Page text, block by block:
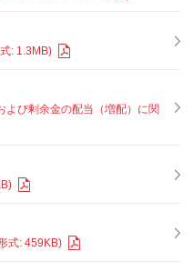
: 1.3MB)
び剰余金の配当（増配）に関
式: 459KB)